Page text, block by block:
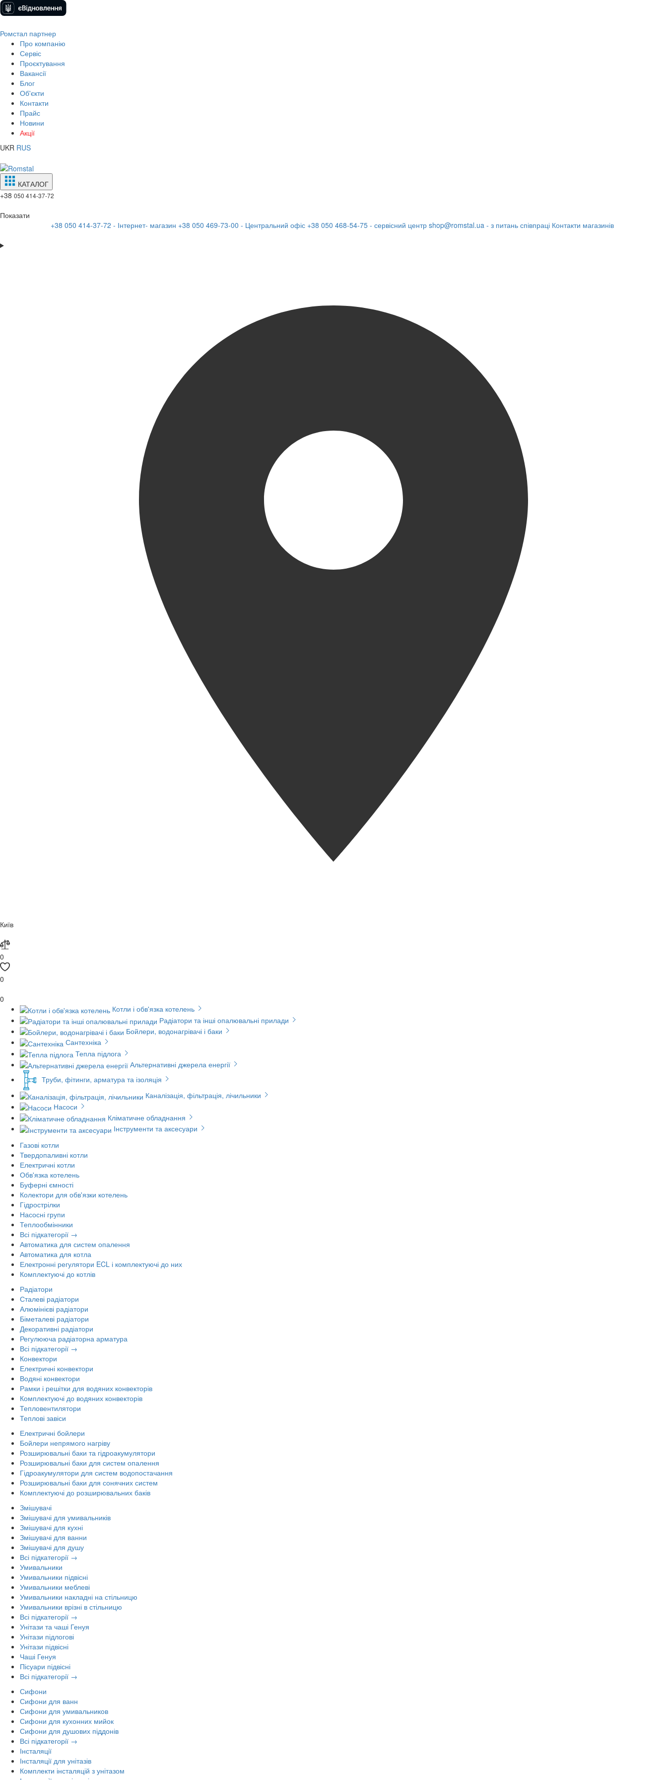
Ромстал партнер
Про компанію
Сервіс
Проєктування
Вакансії
Блог
Об'єкти
Контакти
Прайс
Новини
Акції
UKR RUS
КАТАЛОГ
+38 050 414-37-72
Показати
+38 050 414-37-72 - Інтернет- магазин +38 050 469-73-00 - Центральний офіс +38 050 468-54-75 - сервісний центр shop@romstal.ua - з питань співпраці Контакти магазинів
Київ
0
0
0
Котли і обв'язка котелень
Радіатори та інші опалювальні прилади
Бойлери, водонагрівачі і баки
Сантехніка
Тепла підлога
Альтернативні джерела енергії
Труби, фітинги, арматура та ізоляція
Каналізація, фільтрація, лічильники
Насоси
Кліматичне обладнання
Інструменти та аксесуари
Газові котли
Твердопаливні котли
Електричні котли
Обв'язка котелень
Буферні ємності
Колектори для обв'язки котелень
Гідрострілки
Насосні групи
Теплообмінники
Всі підкатегорії →
Автоматика для систем опалення
Автоматика для котла
Електронні регулятори ECL і комплектуючі до них
Комплектуючі до котлів
Радіатори
Сталеві радіатори
Алюмінієві радіатори
Біметалеві радіатори
Декоративні радіатори
Регулююча радіаторна арматура
Всі підкатегорії →
Конвектори
Електричні конвектори
Водяні конвектори
Рамки і решітки для водяних конвекторів
Комплектуючі до водяних конвекторів
Тепловентилятори
Теплові завіси
Електричні бойлери
Бойлери непрямого нагріву
Розширювальні баки та гідроакумулятори
Розширювальні баки для систем опалення
Гідроакумулятори для систем водопостачання
Розширювальні баки для сонячних систем
Комплектуючі до розширювальних баків
Змішувачі
Змішувачі для умивальників
Змішувачі для кухні
Змішувачі для ванни
Змішувачі для душу
Всі підкатегорії →
Умивальники
Умивальники підвісні
Умивальники меблеві
Умивальники накладні на стільницю
Умивальники врізні в стільницю
Всі підкатегорії →
Унітази та чаші Генуя
Унітази підлогові
Унітази підвісні
Чаші Генуя
Пісуари підвісні
Всі підкатегорії →
Сифони
Сифони для ванн
Сифони для умивальников
Сифони для кухонних мийок
Сифони для душових піддонів
Всі підкатегорії →
Інсталяції
Інсталяції для унітазів
Комплекти інсталяцій з унітазом